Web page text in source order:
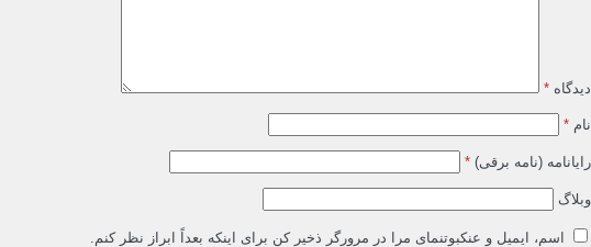
دیدگاه *
نام *
رایانامه (نامه برقی) *
وبلاگ
اسم، ایمیل و عنکبوتنمای مرا در مرورگر ذخیر کن برای اینکه بعداً ابراز نظر کنم.